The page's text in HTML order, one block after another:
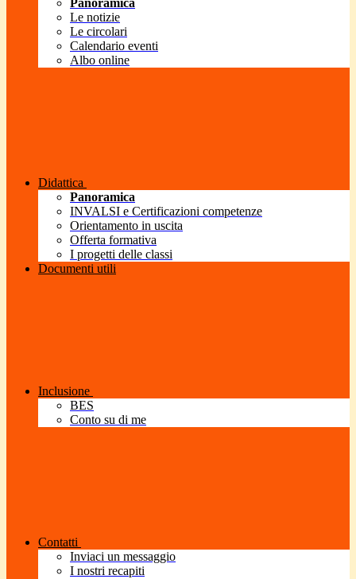
Panoramica
Le notizie
Le circolari
Calendario eventi
Albo online
Didattica
Panoramica
INVALSI e Certificazioni competenze
Orientamento in uscita
Offerta formativa
I progetti delle classi
Documenti utili
Inclusione
BES
Conto su di me
Contatti
Inviaci un messaggio
I nostri recapiti